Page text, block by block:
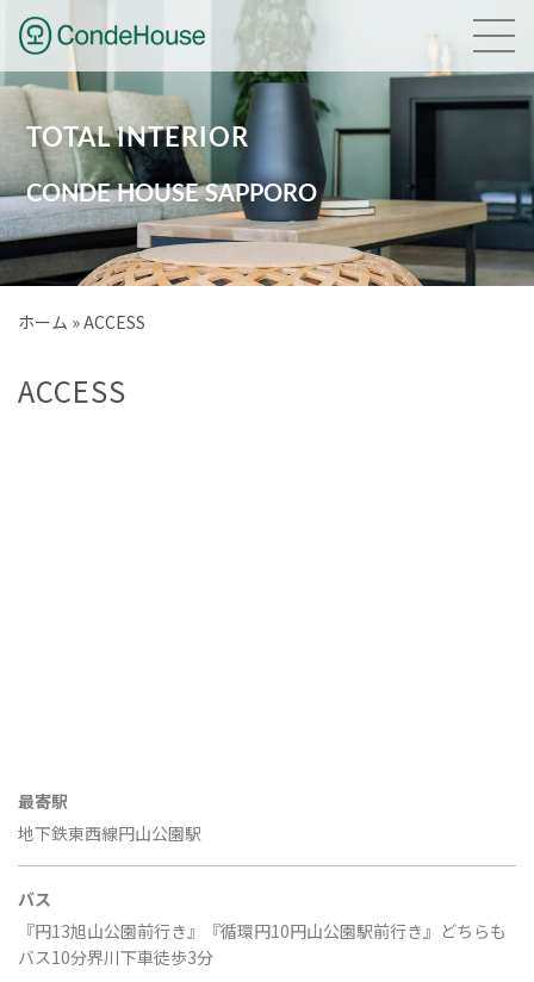
HOME
NEWS
GALLERY
BRAND
COMPANY
EN
TOTAL INTERIOR
CONDE HOUSE SAPPORO
ホーム »ACCESS
ACCESS
最寄駅
地下鉄東西線円山公園駅
バス
『円13旭山公園前行き』『循環円10円山公園駅前行き』どちらも
バス10分界川下車徒歩3分